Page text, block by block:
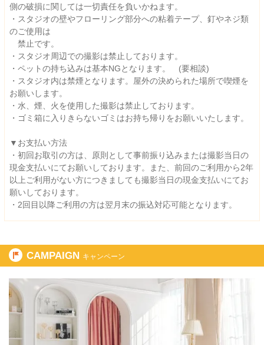
側の破損に関しては一切責任を負いかねます。
・スタジオの壁やフローリング部分への粘着テープ、釘やネジ類
のご使用は
禁止です。
・スタジオ周辺での撮影は禁止しております。
・ペットの持ち込みは基本NGとなります。 (要相談)
・スタジオ内は禁煙となります。屋外の決められた場所で喫煙を
お願いします。
・水、煙、火を使用した撮影は禁止しております。
・ゴミ箱に入りきらないゴミはお持ち帰りをお願いいたします。
▼お支払い方法
・初回お取引の方は、原則として事前振り込みまたは撮影当日の
現金支払いにてお願いしております。また、前回のご利用から2年
以上ご利用がない方につきましても撮影当日の現金支払いにてお
願いしております。
・2回目以降ご利用の方は翌月末の振込対応可能となります。
CAMPAIGN キャンペーン